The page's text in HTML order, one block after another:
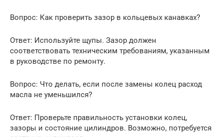
Вопрос: Как проверить зазор в кольцевых канавках?
Ответ: Используйте щупы. Зазор должен
соответствовать техническим требованиям, указанным
в руководстве по ремонту.
Вопрос: Что делать, если после замены колец расход
масла не уменьшился?
Ответ: Проверьте правильность установки колец,
зазоры и состояние цилиндров. Возможно, потребуется